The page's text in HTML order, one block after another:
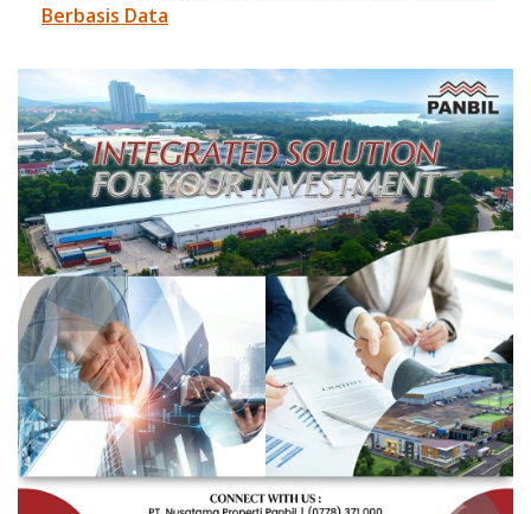
Berbasis Data